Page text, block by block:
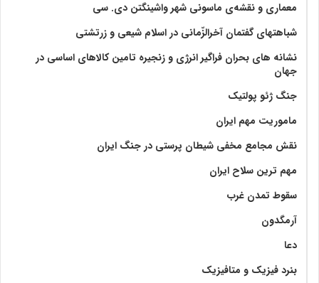
معماری و نقشه‌ی ماسونی شهر واشينگتن دی. سی
شباهتهای گفتمان آخر‌الزّمانی در اسلام شیعی و زرتشتی
نشانه های بحران فراگیر انرژی و زنجیره تامین کالاهای اساسی در
جهان
جنگ ژئو پولتیک
ماموریت مهم ایران
نقش مجامع مخفی شیطان پرستی در جنگ ایران
مهم ترین سلاح ایران
سقوط تمدن غرب
آرمگدون
دعا
بنرد فیزیک و متافیزیک